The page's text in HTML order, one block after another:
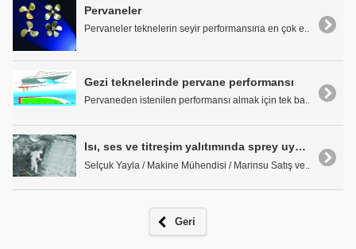
Pervaneler
Pervaneler teknelerin seyir performansına en çok e..
Gezi teknelerinde pervane performansı
Pervaneden istenilen performansı almak için tek ba..
Isı, ses ve titreşim yalıtımında sprey uygulamaları
Selçuk Yayla / Makine Mühendisi / Marinsu Satış ve..
Geri